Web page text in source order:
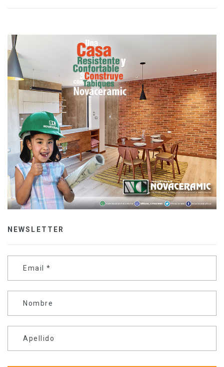
NEWSLETTER
Email *
Nombre
Apellido